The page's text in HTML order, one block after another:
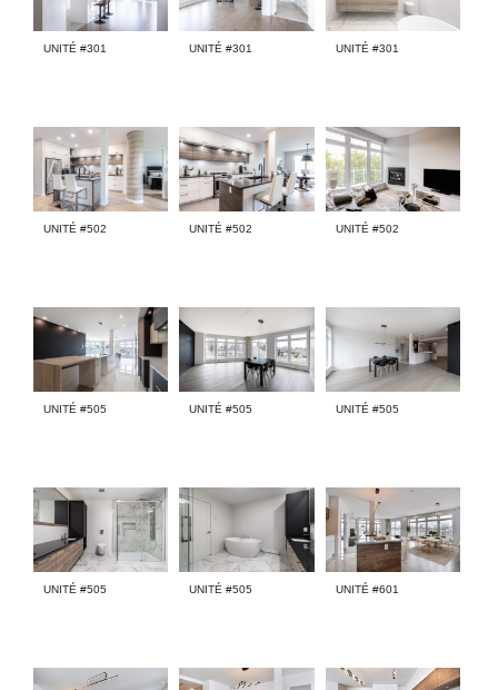
UNITÉ #301 UNITÉ #301 UNITÉ #301
UNITÉ #502 UNITÉ #502 UNITÉ #502
UNITÉ #505 UNITÉ #505 UNITÉ #505
UNITÉ #505 UNITÉ #505 UNITÉ #601